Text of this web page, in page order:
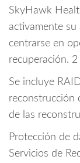
SkyHawk
activamente su
centrarse en
recuperación. 2
Se incluye
reconstrucción
de las
Protección de
Servicios de